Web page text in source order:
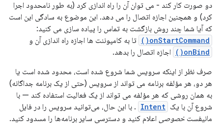
دو صورت کار کند - می توان آن را راه اندازی کرد (به طور نامحدود اجرا
کرد) و همچنین اجازه اتصال را می دهد. این موضوع به سادگی این است
که آیا شما چند روش بازگشت به تماس را پیاده سازی می کنید:
onStartCommand() تا به کامپوننت ها اجازه راه اندازی آن و
onBind()
اجازه اتصال را بدهد.
صرف نظر از اینکه سرویس شما شروع شده است، محدود شده است یا
هر دو، هر مؤلفه برنامه می تواند از سرویس (حتی از یک برنامه جداگانه)
به همان روشی که هر مؤلفه می تواند از یک فعالیت استفاده کند — با
شروع آن با یک Intent . با این حال، می‌توانید سرویس را در فایل
مانیفست خصوصی اعلام کنید و دسترسی سایر برنامه‌ها را مسدود کنید.